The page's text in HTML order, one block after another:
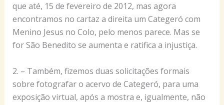
que até, 15 de fevereiro de 2012, mas agora
encontramos no cartaz a direita um Categeró com
Menino Jesus no Colo, pelo menos parece. Mas se
for São Benedito se aumenta e ratifica a injustiça.
2. – Também, fizemos duas solicitações formais
sobre fotografar o acervo de Categeró, para uma
exposição virtual, após a mostra e, igualmente, não